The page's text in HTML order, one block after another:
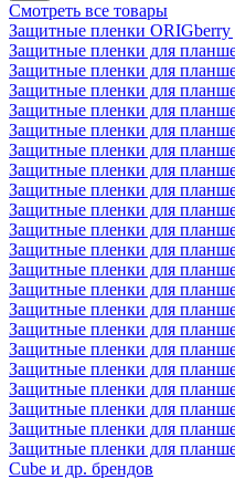
Смотреть все товары
Защитные пленки ORIGberry
Защитные пленки для
Защитные пленки для
Защитные пленки для
Защитные пленки для
Защитные пленки для
Защитные пленки для
Защитные пленки для
Защитные пленки для
Защитные пленки для
Защитные пленки для
Защитные пленки для
Защитные пленки для
Защитные пленки для
Защитные пленки для
Защитные пленки для
Защитные пленки для
Защитные пленки для
Защитные пленки для
Защитные пленки для
Защитные пленки для
Защитные пленки для
Cube и др. брендов